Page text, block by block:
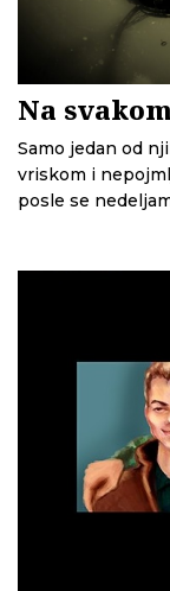
Na
Samo jedan od
vriskom i
posle se